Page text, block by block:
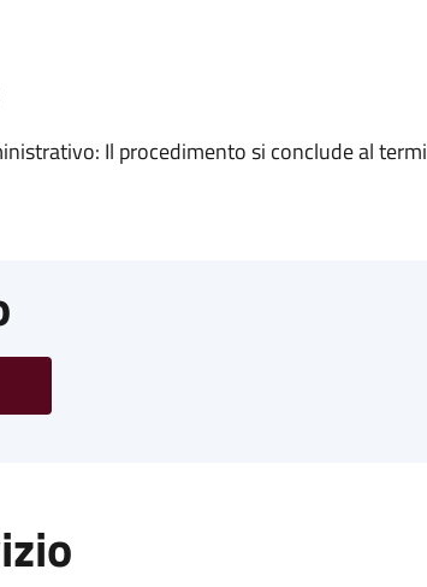
Il procedimento si conclude al